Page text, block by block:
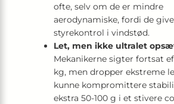
ofte, selv om de er mindre
aerodynamiske, fordi de
styrekontrol i vindstød.
Let, men ikke ultralet
Mekanikerne sigter fortsat
kg, men dropper ekstreme
kunne kompromittere
ekstra 50-100 g i et stivere